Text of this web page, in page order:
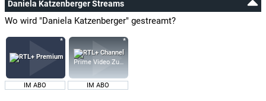
Daniela Katzenberger Streams
Wo wird "Daniela Katzenberger" gestreamt?
IM ABO
Prime Video Zusatz-Kanäle
IM ABO